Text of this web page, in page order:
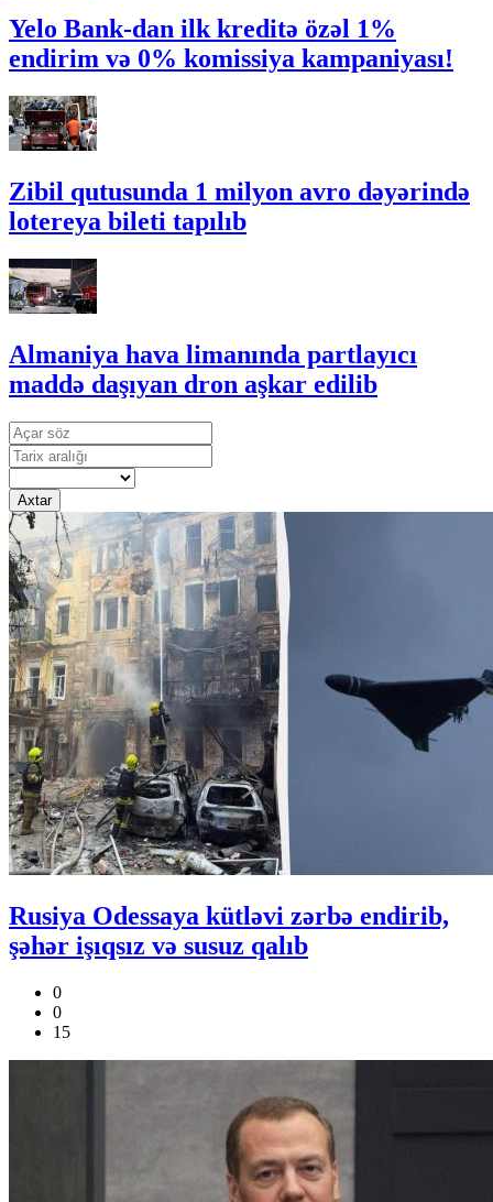
Yelo Bank-dan ilk kreditə özəl 1%
endirim və 0% komissiya kampaniyası!
Zibil qutusunda 1 milyon avro dəyərində
lotereya bileti tapılıb
Almaniya hava limanında partlayıcı
maddə daşıyan dron aşkar edilib
Axtar
Rusiya Odessaya kütləvi zərbə endirib,
şəhər işıqsız və susuz qalıb
0
0
15